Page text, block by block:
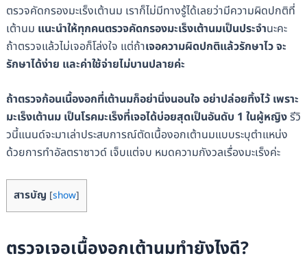
ตรวจคัดกรองมะเร็งเต้านม เราก็ไม่มีทางรู้ได้เลยว่ามีความผิดปกติที่
เต้านม แนะนำให้ทุกคนตรวจคัดกรองมะเร็งเต้านมเป็นประจำนะคะ
ถ้าตรวจแล้วไม่เจอก็โล่งใจ แต่ถ้าเจอความผิดปกติแล้วรักษาไว จะ
รักษาได้ง่าย และค่าใช้จ่ายไม่บานปลายค่ะ
ถ้าตรวจก้อนเนื้องอกที่เต้านมก็อย่านิ่งนอนใจ อย่าปล่อยทิ้งไว้ เพราะ
มะเร็งเต้านม เป็นโรคมะเร็งที่เจอได้บ่อยสุดเป็นอันดับ 1 ในผู้หญิงรีวิ
วนี้แนนด์จะมาเล่าประสบการณ์ตัดเนื้องอกเต้านมแบบระบุตำแหน่ง
ด้วยการทำอัลตราซาวด์ เจ็บแต่จบ หมดความกังวลเรื่องมะเร็งค่ะ
สารบัญ [show]
ตรวจเจอเนื้องอกเต้านมทำยังไงดี?